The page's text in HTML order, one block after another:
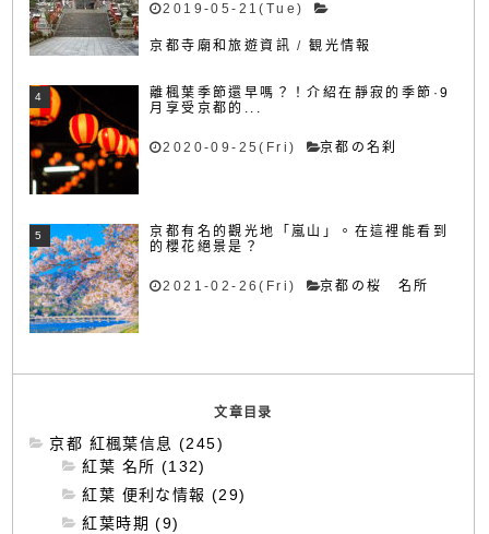
2019-05-21(Tue)
京都寺廟和旅遊資訊 /観光情報
離楓葉季節還早嗎？！介紹在靜寂的季節·9
月享受京都的...
2020-09-25(Fri) 京都の名刹
京都有名的觀光地「嵐山」。在這裡能看到
的櫻花絕景是？
2021-02-26(Fri) 京都の桜 名所
文章目录
京都 紅楓葉信息 (245)
紅葉 名所 (132)
紅葉 便利な情報 (29)
紅葉時期 (9)